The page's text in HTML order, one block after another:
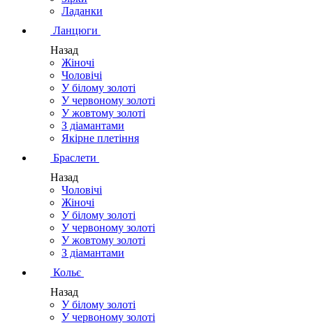
Ладанки
Ланцюги
Назад
Жіночі
Чоловічі
У білому золоті
У червоному золоті
У жовтому золоті
З діамантами
Якірне плетіння
Браслети
Назад
Чоловічі
Жіночі
У білому золоті
У червоному золоті
У жовтому золоті
З діамантами
Кольє
Назад
У білому золоті
У червоному золоті